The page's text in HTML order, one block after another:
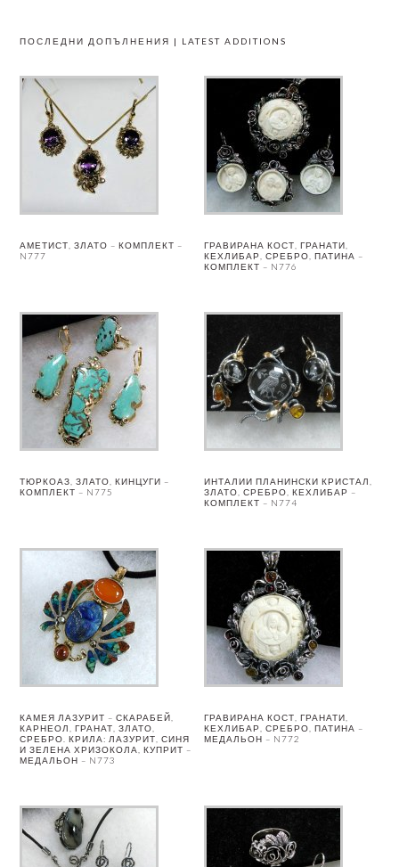
ПОСЛЕДНИ ДОПЪЛНЕНИЯ | LATEST ADDITIONS
АМЕТИСТ, ЗЛАТО – КОМПЛЕКТ –
N777
ГРАВИРАНА КОСТ, ГРАНАТИ,
КЕХЛИБАР, СРЕБРО, ПАТИНА –
КОМПЛЕКТ – N776
ТЮРКОАЗ, ЗЛАТО, КИНЦУГИ –
КОМПЛЕКТ – N775
ИНТАЛИИ ПЛАНИНСКИ КРИСТАЛ,
ЗЛАТО, СРЕБРО, КЕХЛИБАР –
КОМПЛЕКТ – N774
КАМЕЯ ЛАЗУРИТ – СКАРАБЕЙ,
КАРНЕОЛ, ГРАНАТ, ЗЛАТО,
СРЕБРО. КРИЛА: ЛАЗУРИТ, СИНЯ
И ЗЕЛЕНА ХРИЗОКОЛА, КУПРИТ –
МЕДАЛЬОН – N773
ГРАВИРАНА КОСТ, ГРАНАТИ,
КЕХЛИБАР, СРЕБРО, ПАТИНА –
МЕДАЛЬОН – N772